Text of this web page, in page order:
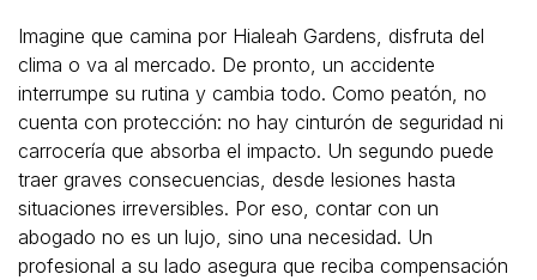
Imagine que camina por Hialeah Gardens, disfruta del
clima o va al mercado. De pronto, un accidente
interrumpe su rutina y cambia todo. Como peatón, no
cuenta con protección: no hay cinturón de seguridad ni
carrocería que absorba el impacto. Un segundo puede
traer graves consecuencias, desde lesiones hasta
situaciones irreversibles. Por eso, contar con un
abogado no es un lujo, sino una necesidad. Un
profesional a su lado asegura que reciba compensación